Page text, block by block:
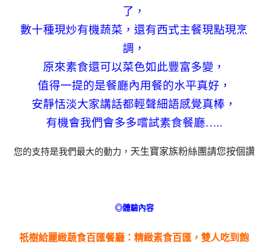
了，
數十種現炒有機蔬菜，還有西式主餐現點現烹
調，
原來素食還可以菜色如此豐富多變，
值得一提的是餐廳內用餐的水平真好，
安靜恬淡大家講話都輕聲細語感覺真棒，
有機會我們會多多嚐試素食餐廳…..
您的支持是我們最大的動力， 天生寶家族粉絲團請您按個讚
◎體驗內容
祇樹給麗緻蔬食百匯餐廳：精緻素食百匯，雙人吃到飽